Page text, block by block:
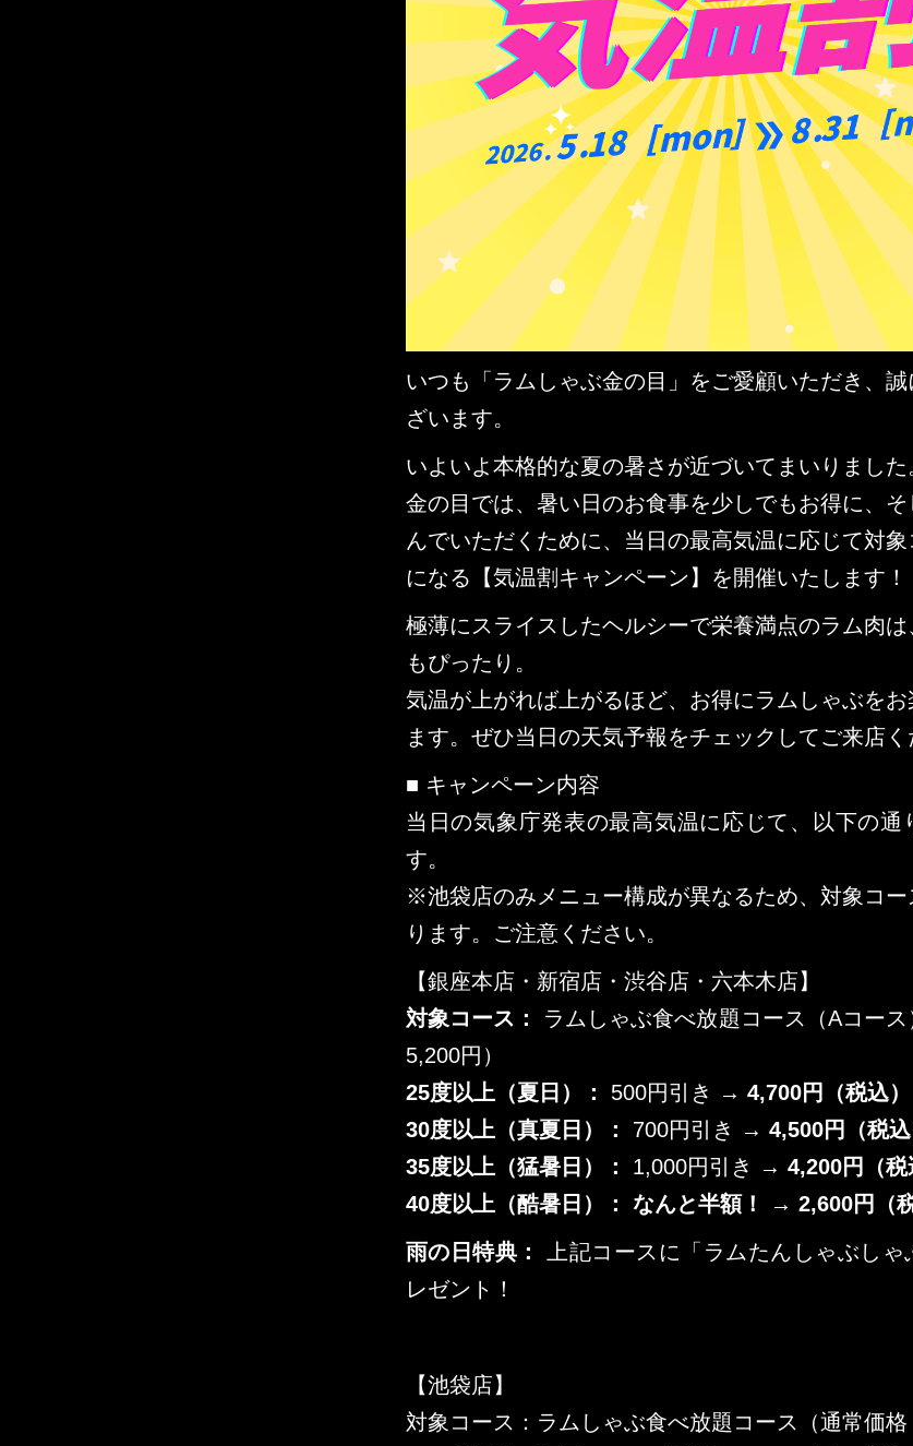
いつも「ラムしゃぶ金の目」をご愛顧いただき、
ざいます。
いよいよ本格的な夏の暑さが近づいてまいりました
金の目では、暑い日のお食事を少しでもお得に、そ
んでいただくために、当日の最高気温に応じて対象
になる【気温割キャンペーン】を開催いたします！
極薄にスライスしたヘルシーで栄養満点のラム肉
もぴったり。
気温が上がれば上がるほど、お得にラムしゃぶを
ます。ぜひ当日の天気予報をチェックしてご来店く
■ キャンペーン内容
当日の気象庁発表の最高気温に応じて、以下の通
す。
※池袋店のみメニュー構成が異なるため、対象コー
ります。ご注意ください。
【銀座本店・新宿店・渋谷店・六本木店】
対象コース：
ラムしゃぶ食べ放題コース（Aコース
5,200円）
25度以上（夏日）：
500円引き → 4,700円（税込）
30度以上（真夏日）：
700円引き → 4,500円（税込
35度以上（猛暑日）：
1,000円引き → 4,200円（税
40度以上（酷暑日）：
なんと半額！ → 2,600円（税
雨の日特典：
上記コースに「ラムたんしゃぶし
レゼント！
【池袋店】
対象コース：ラムしゃぶ食べ放題コース（通常価格